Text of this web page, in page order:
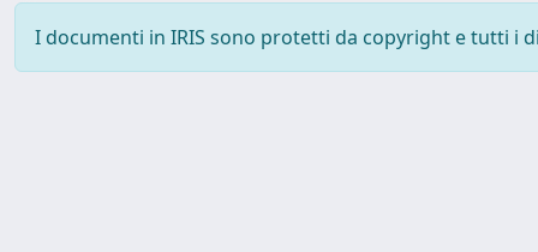
I documenti in IRIS sono protetti da copyright e tutti i